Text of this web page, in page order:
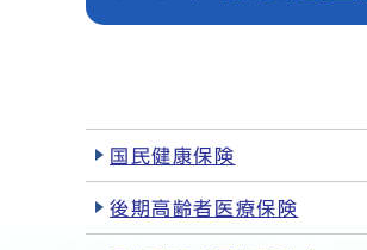
国民健康保険
後期高齢者医療保険